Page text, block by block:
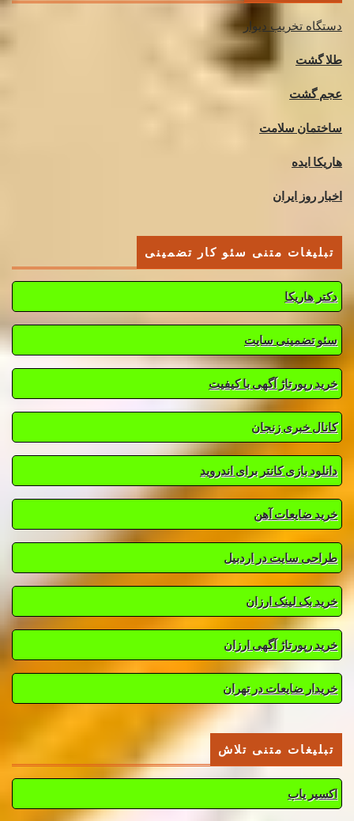
دستگاه تخریب دیوار
طلا گشت
عجم گشت
ساختمان سلامت
هاریکا ایده
اخبار روز ایران
تبلیغات متنی سئو کار تضمینی
دکتر هاریکا
سئو تضمینی سایت
خرید رپورتاژ آگهی با کیفیت
کانال خبری زنجان
دانلود بازی کانتر برای اندروید
خرید ضایعات آهن
طراحی سایت در اردبیل
خرید بک لینک ارزان
خرید رپورتاژ آگهی ارزان
خریدار ضایعات در تهران
تبلیغات متنی تلاش
اکسیر یاب